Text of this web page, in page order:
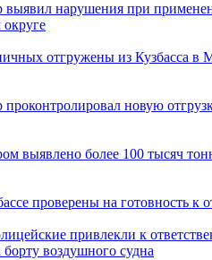
выявил нарушения при
отгружены из Кузбасса в
проконтролировал новую
выявлено более 100 тысяч
проверены на готовность к
привлекли к
воздушного судна